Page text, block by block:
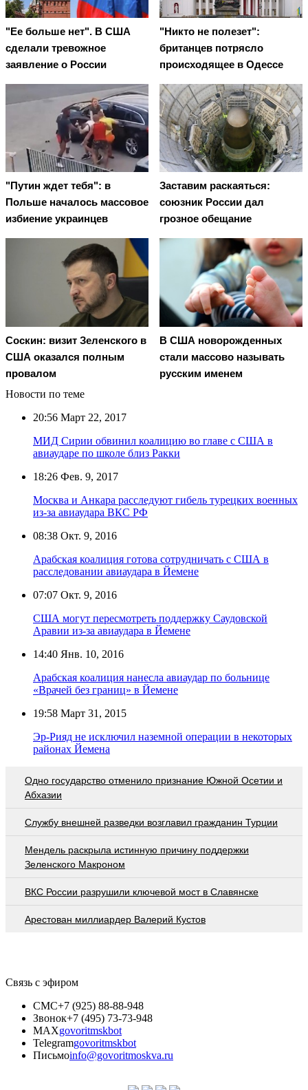
"Ее больше нет". В США
сделали тревожное
заявление о России
"Никто не полезет":
британцев потрясло
происходящее в Одессе
"Путин ждет тебя": в
Польше началось массовое
избиение украинцев
Заставим раскаяться:
союзник России дал
грозное обещание
Соскин: визит Зеленского в
США оказался полным
провалом
В США новорожденных
стали массово называть
русским именем
Новости по теме
20:56 Март 22, 2017
МИД Сирии обвинил коалицию во главе с США в
авиаударе по школе близ Ракки
18:26 Фев. 9, 2017
Москва и Анкара расследуют гибель турецких военных
из-за авиаудара ВКС РФ
08:38 Окт. 9, 2016
Арабская коалиция готова сотрудничать с США в
расследовании авиаудара в Йемене
07:07 Окт. 9, 2016
США могут пересмотреть поддержку Саудовской
Аравии из-за авиаудара в Йемене
14:40 Янв. 10, 2016
Арабская коалиция нанесла авиаудар по больнице
«Врачей без границ» в Йемене
19:58 Март 31, 2015
Эр-Рияд не исключил наземной операции в некоторых
районах Йемена
Одно государство отменило признание Южной Осетии и
Абхазии
Службу внешней разведки возглавил гражданин Турции
Мендель раскрыла истинную причину поддержки
Зеленского Макроном
ВКС России разрушили ключевой мост в Славянске
Арестован миллиардер Валерий Кустов
Связь с эфиром
СМС+7 (925) 88-88-948
Звонок+7 (495) 73-73-948
MAXgovoritmskbot
Telegramgovoritmskbot
Письмоinfo@govoritmoskva.ru